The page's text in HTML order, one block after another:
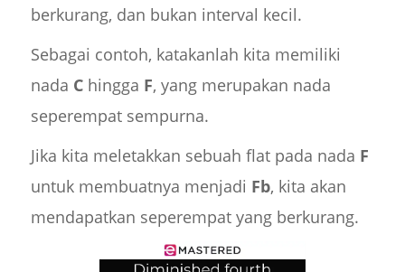
berkurang, dan bukan interval kecil.
Sebagai contoh, katakanlah kita memiliki
nada Chingga F, yang merupakan nada
seperempat sempurna.
Jika kita meletakkan sebuah flat pada nada F
untuk membuatnya menjadi Fb, kita akan
mendapatkan seperempat yang berkurang.